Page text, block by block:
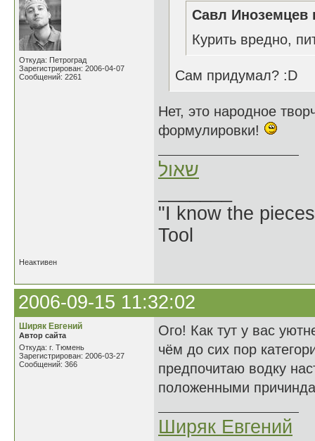
Откуда: Петроград
Зарегистрирован: 2006-04-07
Сообщений: 2261
Савл Иноземцев
Курить вредно,
Сам придумал? :D
Нет, это народное
формулировки!
שאול
"I know the
Tool
Неактивен
2006-09-15 11:32:02
Ширяк Евгений
Автор сайта
Откуда: г. Тюмень
Зарегистрирован: 2006-03-27
Сообщений: 366
Ого! Как тут у вас
чём до сих пор
предпочитаю водку
положенными
Ширяк Евгений